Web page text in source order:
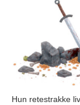
Hun retestrakke